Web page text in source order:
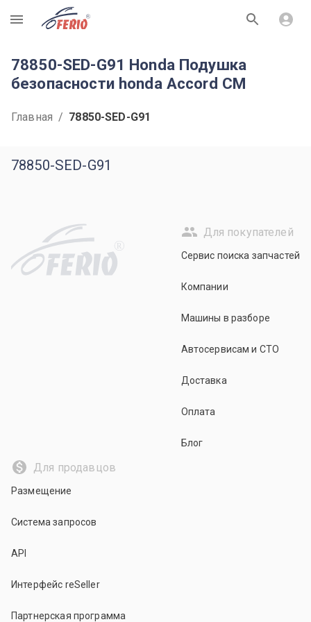
R
78850-SED-G91 Honda Подушка
безопасности honda Accord CM
Главная / 78850-SED-G91
78850-SED-G91
R
Для покупателей
Сервис поиска запчастей
Компании
Машины в разборе
Автосервисам и СТО
Доставка
Оплата
Блог
Для продавцов
Размещение
Система запросов
API
Интерфейс reSeller
Партнерская программа